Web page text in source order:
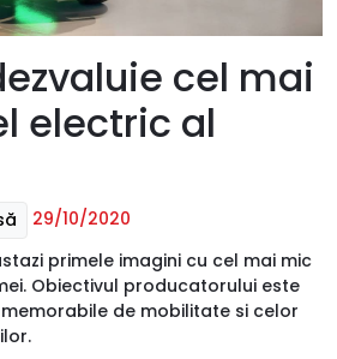
cel mai
electric al
29/10/2020
primele imagini cu cel mai mic
Obiectivul producatorului este
de mobilitate si celor